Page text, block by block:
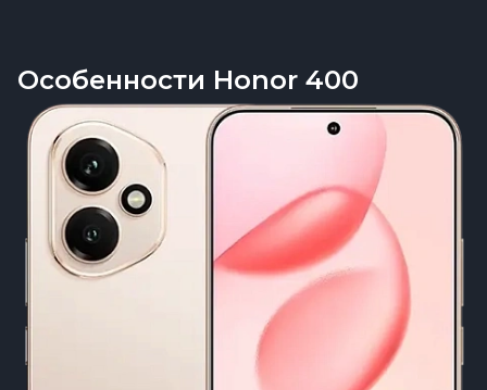
Особенности Honor 400